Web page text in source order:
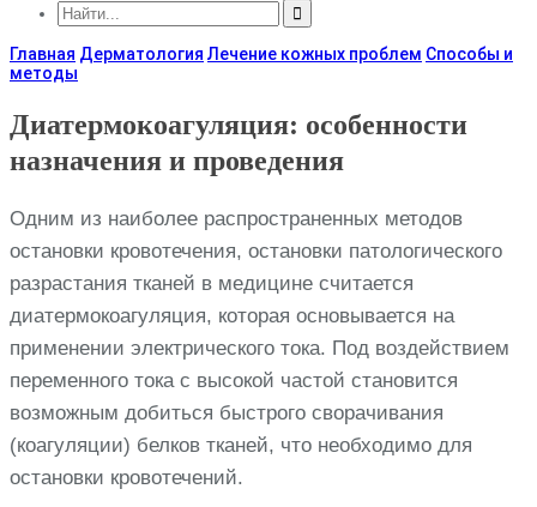
Главная Дерматология Лечение кожных проблем Способы и
методы
Диатермокоагуляция: особенности
назначения и проведения
Одним из наиболее распространенных методов
остановки кровотечения, остановки патологического
разрастания тканей в медицине считается
диатермокоагуляция, которая основывается на
применении электрического тока. Под воздействием
переменного тока с высокой частой становится
возможным добиться быстрого сворачивания
(коагуляции) белков тканей, что необходимо для
остановки кровотечений.